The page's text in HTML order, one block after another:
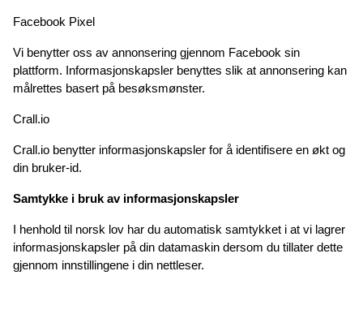
Facebook Pixel
Vi benytter oss av annonsering gjennom Facebook sin
plattform. Informasjonskapsler benyttes slik at annonsering kan
målrettes basert på besøksmønster.
Crall.io
Crall.io benytter informasjonskapsler for å identifisere en økt og
din bruker-id.
Samtykke i bruk av informasjonskapsler
I henhold til norsk lov har du automatisk samtykket i at vi lagrer
informasjonskapsler på din datamaskin dersom du tillater dette
gjennom innstillingene i din nettleser.